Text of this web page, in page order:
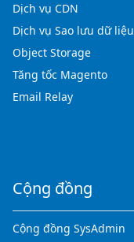
Dịch vụ CDN
Dịch vụ Sao lưu dữ liệu
Object Storage
Tăng tốc Magento
Email Relay
Cộng đồng
Cộng đồng SysAdmin